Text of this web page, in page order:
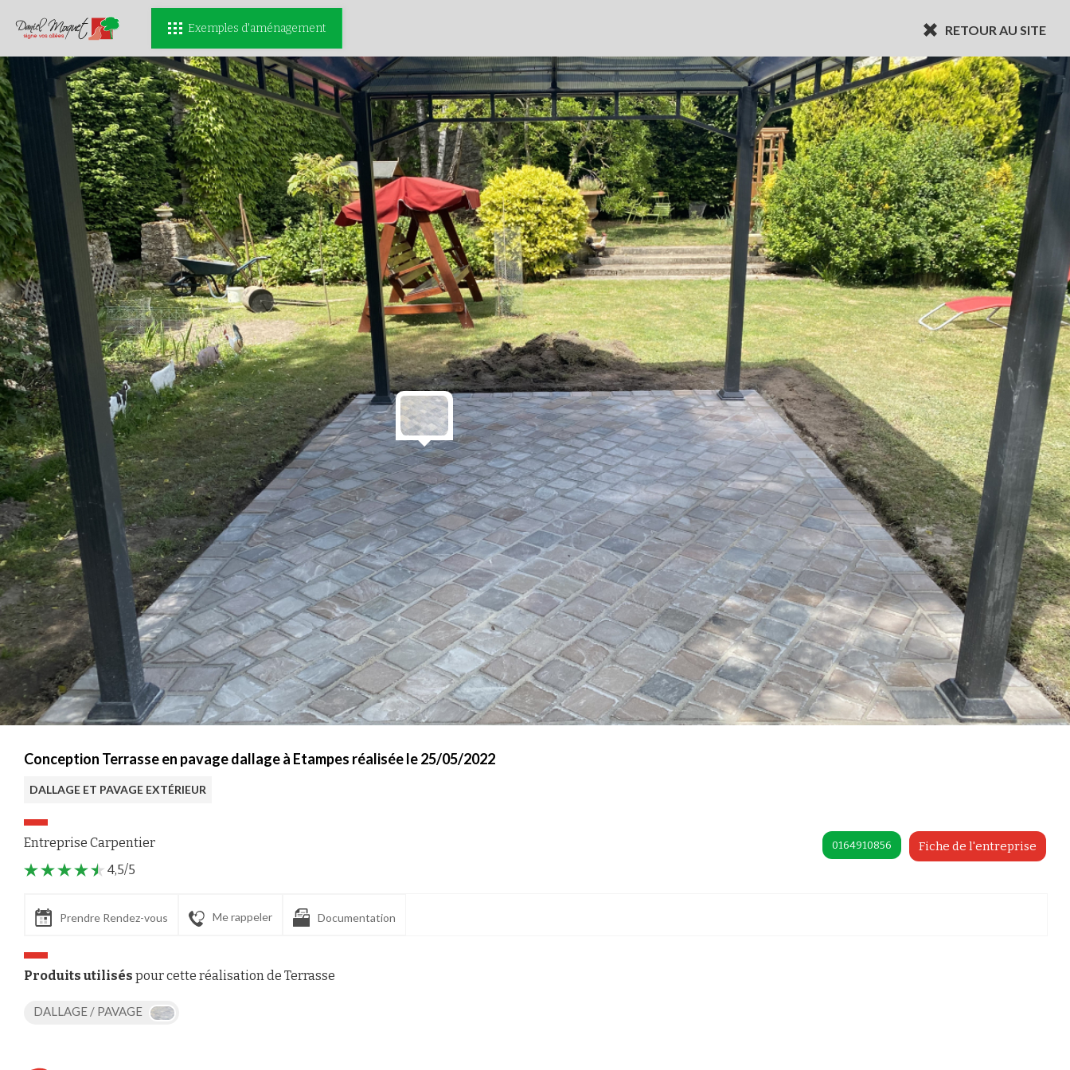
RETOUR AU SITE
Exemples d'aménagement
Conception Terrasse en pavage dallage à Etampes réalisée le 25/05/2022
DALLAGE ET PAVAGE EXTÉRIEUR
Entreprise Carpentier Fiche de l'entreprise
0164910856
4,5/5
Prendre Rendez-vous Me rappeler Documentation
Produits utilisés pour cette réalisation de Terrasse
DALLAGE / PAVAGE